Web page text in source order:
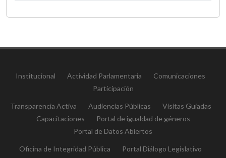
Institucional Actividad Parlamentaria
Comunicaciones
Participación
Transparencia Activa Audiencias Públicas
Visitas Guiadas
Capacitaciones
Portal de igualdad de géneros
Portal de Datos Abiertos
Oficina de Integridad Pública
Portal Diálogo Legislativo